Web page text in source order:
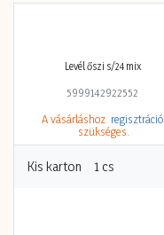
Levél őszi s/24 mix
5999142922552
A vásárláshoz regisztráció
szükséges.
Kis karton 1 cs